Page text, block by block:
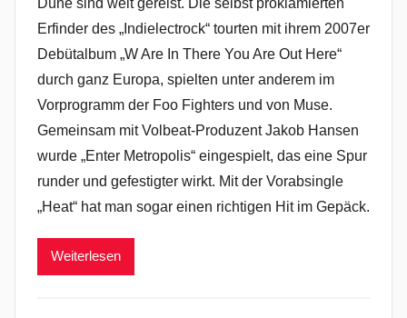
Erfinder des „Indielectrock“ tourten mit ihrem 2007er
Debütalbum „W Are In There You Are Out Here“
durch ganz Europa, spielten unter anderem im
Vorprogramm der Foo Fighters und von Muse.
Gemeinsam mit Volbeat-Produzent Jakob Hansen
wurde „Enter Metropolis“ eingespielt, das eine Spur
runder und gefestigter wirkt. Mit der Vorabsingle
„Heat“ hat man sogar einen richtigen Hit im Gepäck.
Weiterlesen